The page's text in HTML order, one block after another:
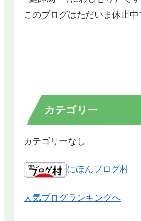
このブログはただいま休止中
カテゴリー
カテゴリーなし
にほんブログ村
人気ブログランキングへ